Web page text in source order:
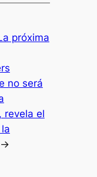
próxima
no será
revela el
→